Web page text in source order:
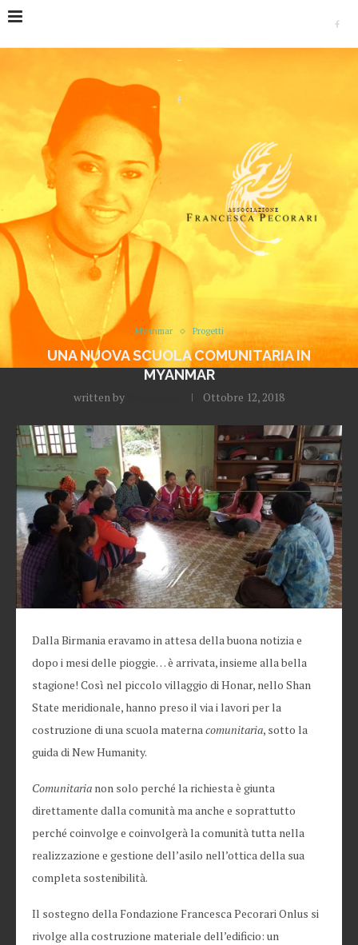
Home Progetti Myanmar
comunitaria in Myanmar
Myanmar Progetti
UNA NUOVA SCUOLA COMUNITARIA IN
MYANMAR
written by Ottobre 12, 2018
Dalla Birmania eravamo in attesa della buona notizia e
dopo i mesi delle pioggie… è arrivata, insieme alla bella
stagione! Così nel piccolo villaggio di Honar, nello Shan
State meridionale, hanno preso il via i lavori per la
costruzione di una scuola maternacomunitaria, sotto la
guida di New Humanity.
Comunitaria non solo perché la richiesta è giunta
direttamente dalla comunità ma anche e soprattutto
perché coinvolge e coinvolgerà la comunità tutta nella
realizzazione e gestione dell’asilo nell’ottica della sua
completa sostenibilità.
Il sostegno della Fondazione Francesca Pecorari Onlus si
rivolge alla costruzione materiale dell’edificio: un